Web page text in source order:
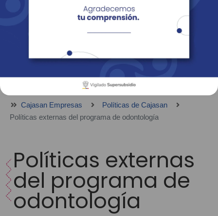
Revista Fácil Vivir
Sedes Directorio Servicios En Línea
Cajasan Empresas
Políticas de Cajasan
Políticas externas del programa de odontología
Políticas externas
del programa de
odontología